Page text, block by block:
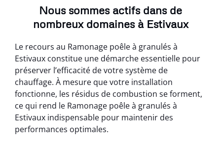
Nous sommes actifs dans de
nombreux domaines à Estivaux
Le recours au Ramonage poêle à granulés à
Estivaux constitue une démarche essentielle pour
préserver l’efficacité de votre système de
chauffage. À mesure que votre installation
fonctionne, les résidus de combustion se forment,
ce qui rend le Ramonage poêle à granulés à
Estivaux indispensable pour maintenir des
performances optimales.